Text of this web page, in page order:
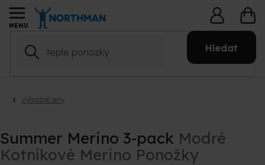
Přejít
na
Hledat
Výhodné sety
Summer Merino 3-pack Modré
Kotníkové Merino Ponožky